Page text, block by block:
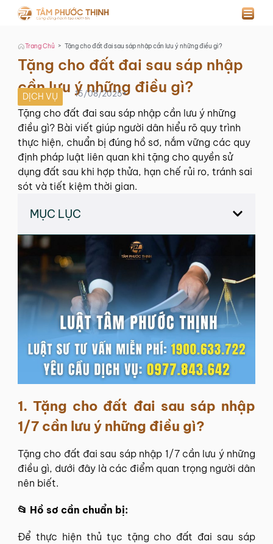
Trang Chủ > Tặng cho đất đai sau sáp nhập cần lưu ý những điều gì?
Tặng cho đất đai sau sáp nhập
cần lưu ý những điều gì?
DỊCH VỤ 15/08/2025•
Tặng cho đất đai sau sáp nhập cần lưu ý những
điều gì? Bài viết giúp người dân hiểu rõ quy trình
thực hiện, chuẩn bị đúng hồ sơ, nắm vững các quy
định pháp luật liên quan khi tặng cho quyền sử
dụng đất sau khi hợp thửa, hạn chế rủi ro, tránh sai
sót và tiết kiệm thời gian.
MỤC LỤC
1. Tặng cho đất đai sau sáp nhập
1/7 cần lưu ý những điều gì?
Tặng cho đất đai sau sáp nhập 1/7 cần lưu ý những
điều gì, dưới đây là các điểm quan trọng người dân
nên biết.
📂 Hồ sơ cần chuẩn bị:
Để thực hiện thủ tục tặng cho đất đai sau sáp